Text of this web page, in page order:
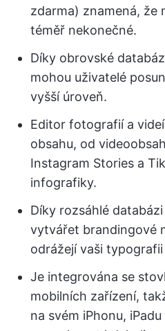
zdarma) znamená, že
téměř nekonečné.
Díky obrovské
mohou uživatelé
vyšší úroveň.
Editor fotografií a
obsahu, od
Instagram Stories a
infografiky.
Díky rozsáhlé
vytvářet brandingové
odrážejí vaši
Je integrována se
mobilních zařízení,
na svém iPhonu,